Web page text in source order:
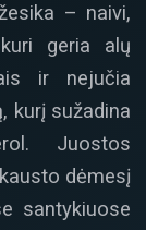
– naivi,
geria alų
ir nejučia
kurį sužadina
Juostos
dėmesį
santykiuose